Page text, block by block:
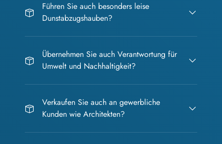
Führen Sie auch besonders leise
Dunstabzugshauben?
Übernehmen Sie auch Verantwortung für
Umwelt und Nachhaltigkeit?
Verkaufen Sie auch an gewerbliche
Kunden wie Architekten?